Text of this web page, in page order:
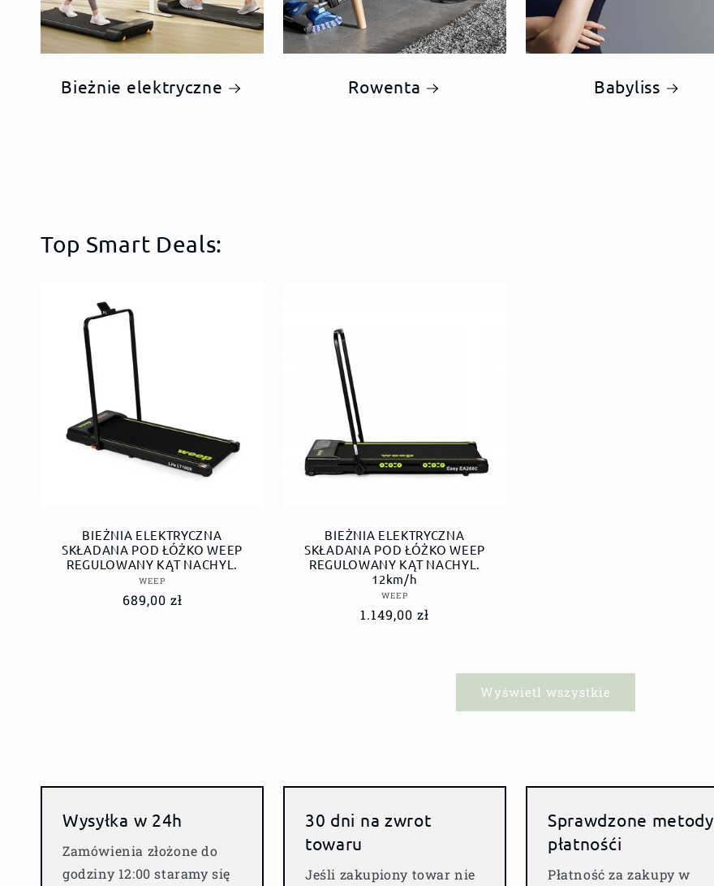
Bieżnie elektryczne Rowenta Babyliss
Top Smart Deals:
BIEŻNIA ELEKTRYCZNA
SKŁADANA POD ŁÓŻKO WEEP
REGULOWANY KĄT NACHYL.
Dostawca:
WEEP
Cena
689,00 zł
BIEŻNIA ELEKTRYCZNA
SKŁADANA POD ŁÓŻKO WEEP
REGULOWANY KĄT NACHYL.
12km/h
Dostawca:
WEEP
Cena
1.149,00 zł
Wyświetl wszystkie
Wysyłka w 24h
Zamówienia złożone do
godziny 12:00 staramy się
30 dni na zwrot
towaru
Jeśli zakupiony towar nie
Sprawdzone metody
płatnośći
Płatność za zakupy w